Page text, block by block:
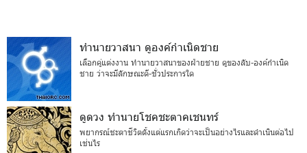
ทำนายวาสนา ดูองค์กำเนิดชาย
เลือกคู่แต่งงาน ทำนายวาสนาของฝ่ายชาย ดูของลับ-องค์กำเนิด
ชาย ว่าจะมีลักษณะดี-ชั่วประการใด
ดูดวง ทำนายโชคชะตาคเชนทร์
พยากรณ์ชะตาชีวิตตั้งแต่แรกเกิดว่าจะเป็นอย่างไรและดำเนินต่อไป
เช่นไร